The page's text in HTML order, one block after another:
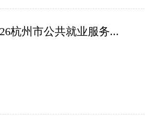
杭州市公共就业服务...